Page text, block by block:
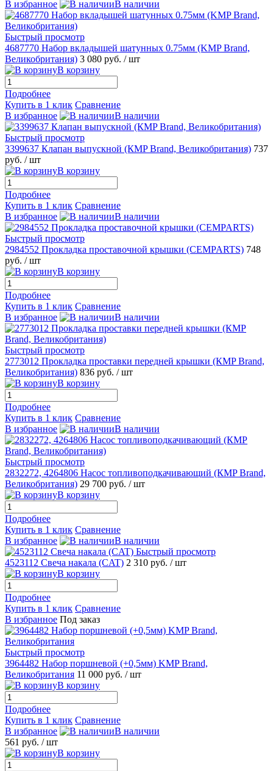
В избранное В наличии
Быстрый просмотр
4687770 Набор вкладышей шатунных 0.75мм (KMP Brand,
Великобритания) 3 080 руб. / шт
В корзину
Подробнее
Купить в 1 клик Сравнение
В избранное
В наличии
Быстрый просмотр
3399637 Клапан выпускной (КMP Brand, Великобритания) 737
руб. / шт
В корзину
Подробнее
Купить в 1 клик Сравнение
В избранное
В наличии
Быстрый просмотр
2984552 Прокладка проставочной крышки (CEMPARTS) 748
руб. / шт
В корзину
Подробнее
Купить в 1 клик Сравнение
В избранное
В наличии
Быстрый просмотр
2773012 Прокладка проставки передней крышки (КMP Brand,
Великобритания) 836 руб. / шт
В корзину
Подробнее
Купить в 1 клик Сравнение
В избранное
В наличии
Быстрый просмотр
2832272, 4264806 Насос топливоподкачивающий (КMP Brand,
Великобритания) 29 700 руб. / шт
В корзину
Подробнее
Купить в 1 клик Сравнение
В избранное
В наличии
Быстрый просмотр
4523112 Свеча накала (CAT) 2 310 руб. / шт
В корзину
Подробнее
Купить в 1 клик Сравнение
В избранное Под заказ
Быстрый просмотр
3964482 Набор поршневой (+0,5мм) KMP Brand,
Великобритания 11 000 руб. / шт
В корзину
Подробнее
Купить в 1 клик Сравнение
В избранное
В наличии
561 руб. / шт
В корзину